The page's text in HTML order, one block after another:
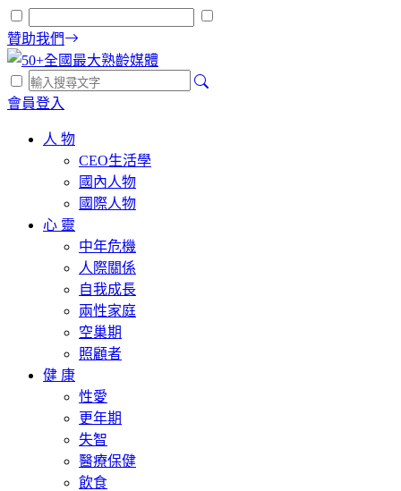
贊助我們
會員登入
人 物
CEO生活學
國內人物
國際人物
心 靈
中年危機
人際關係
自我成長
兩性家庭
空巢期
照顧者
健 康
性愛
更年期
失智
醫療保健
飲食